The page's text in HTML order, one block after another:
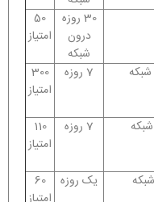
30 روزه
درون
شبکه
50
امتیاز
7 روزه
300
امتیاز
7 روزه
110
امتیاز
یک روزه
60